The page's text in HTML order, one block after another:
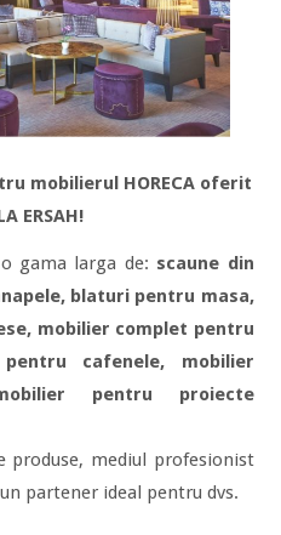
mobilierul HORECA oferit
ERSAH!
gama larga de: scaune din
blaturi pentru masa,
mobilier complet pentru
cafenele, mobilier
pentru proiecte
produse, mediul profesionist
partener ideal pentru dvs.